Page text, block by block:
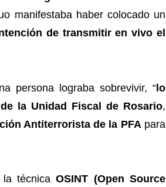
manifestaba haber colocado un
de transmitir en vivo el
persona lograba sobrevivir, “lo
la Unidad Fiscal de Rosario,
Antiterrorista de la PFA para
la técnicaOSINT (Open Source